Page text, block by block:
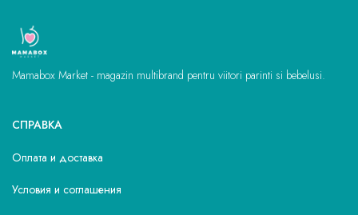
Mamabox Market - magazin multibrand pentru viitori parinti si bebelusi.
СПРАВКА
Оплата и доставка
Условия и соглашения